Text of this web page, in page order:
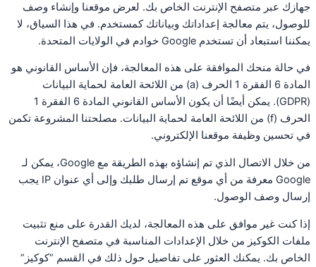
جهازك عبر متصفح الإنترنت الخاص بك. لعرض موقعنا وإنشاء وصف
للوصول، يتم معالجة إعداداتك وبياناتك كمستخدم. في هذا السياق، لا
يمكننا استبعاد أن تستخدم Google خوادم في الولايات المتحدة.
في حالة منحك الموافقة على هذه المعالجة، فإن الأساس القانوني هو
المادة 6 الفقرة 1 الحرف (a) من اللائحة العامة لحماية البيانات
(GDPR). يمكن أيضًا أن يكون الأساس القانوني المادة 6 الفقرة 1
الحرف (f) من اللائحة العامة لحماية البيانات. مصلحتنا المشروعة تكمن
في تحسين وظيفة موقعنا الإلكتروني.
من خلال الاتصال الذي تم إنشاؤه بهذه الطريقة مع Google، يمكن لـ
Google معرفة من أي موقع تم إرسال طلبك وإلى أي عنوان IP يجب
إرسال وصف الوصول.
إذا كنت غير موافق على هذه المعالجة، لديك القدرة على منع تثبيت
ملفات الكوكيز من خلال الإعدادات المناسبة في متصفح الإنترنت
الخاص بك. يمكنك العثور على تفاصيل حول ذلك في القسم “كوكيز”